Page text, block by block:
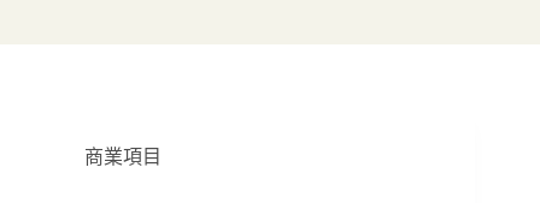
商業項目